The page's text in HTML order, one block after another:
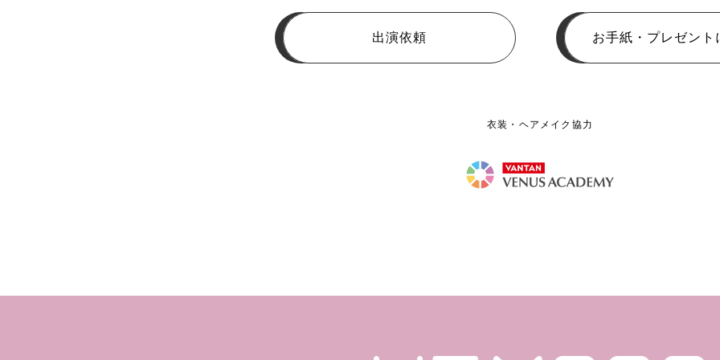
出演依頼 お手紙・プレゼント
衣装・ヘアメイク協力